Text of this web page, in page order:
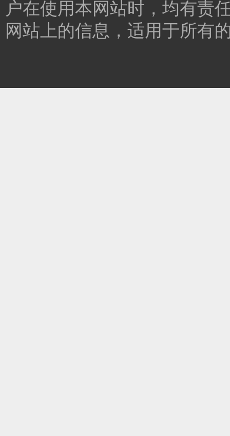
户在使用本网站时，均有责
网站上的信息，适用于所有